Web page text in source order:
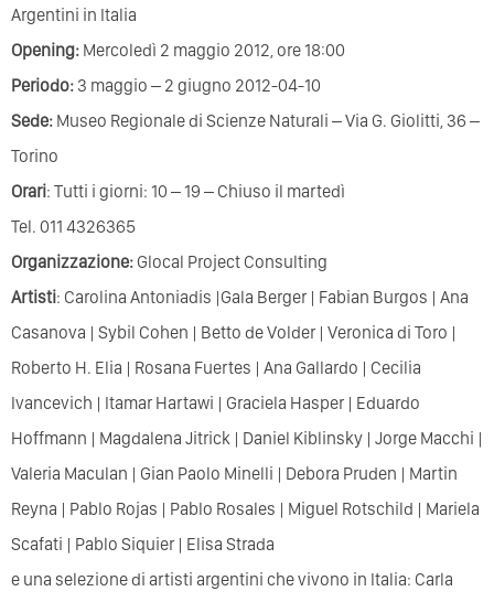
Argentini in Italia
Opening: Mercoledì 2 maggio 2012, ore 18:00
Periodo: 3 maggio – 2 giugno 2012-04-10
Sede: Museo Regionale di Scienze Naturali – Via G. Giolitti, 36 –
Torino
Orari: Tutti i giorni: 10 – 19 – Chiuso il martedì
Tel. 011 4326365
Organizzazione: Glocal Project Consulting
Artisti: Carolina Antoniadis |Gala Berger | Fabian Burgos | Ana
Casanova | Sybil Cohen | Betto de Volder | Veronica di Toro |
Roberto H. Elia | Rosana Fuertes | Ana Gallardo | Cecilia
Ivancevich | Itamar Hartawi | Graciela Hasper | Eduardo
Hoffmann | Magdalena Jitrick | Daniel Kiblinsky | Jorge Macchi |
Valeria Maculan | Gian Paolo Minelli | Debora Pruden | Martin
Reyna | Pablo Rojas | Pablo Rosales | Miguel Rotschild | Mariela
Scafati | Pablo Siquier | Elisa Strada
e una selezione di artisti argentini che vivono in Italia: Carla